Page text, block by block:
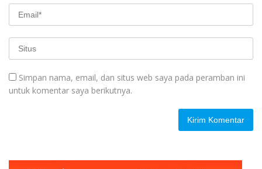
Simpan nama, email, dan situs web saya pada peramban ini
untuk komentar saya berikutnya.